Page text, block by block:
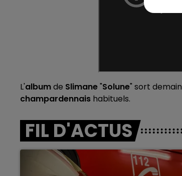
L'albumde Slimane"Solune" sort demain
champardennais habituels.
FIL D'ACTUS